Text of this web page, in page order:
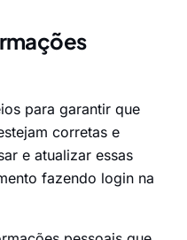
para garantir que
corretas e
e atualizar essas
fazendo login na